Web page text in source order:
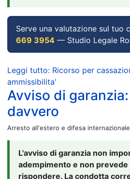
Serve una valutazione sul tuo
669 3954 — Studio Legale
Leggi tutto: Ricorso per
ammissibilita'
Avviso di
davvero
Arresto all'estero e difesa internazionale
L'avviso di garanzia non
adempimento e non
rispondere. La condotta